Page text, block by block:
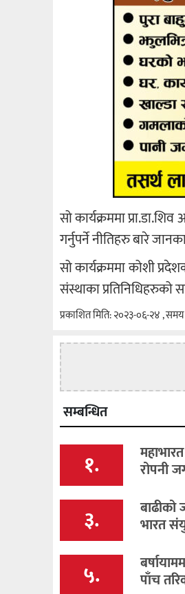
सो कार्यक्रममा
गर्नुपर्ने नीतिहरु बारे
सो कार्यक्रममा कोशी
संस्थाका प्रतिनिधिहरुको
प्रकाशित मिति: २०२३-०६-२४ , समय
सम्बन्धित
१. रोपनी
३. बाढीको
भारत
५. पाँच